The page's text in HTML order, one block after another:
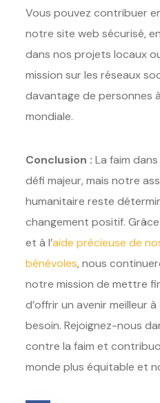
Vous pouvez contribuer
notre site web sécurisé,
dans nos projets locaux
mission sur les réseaux
davantage de personnes
mondiale.
Conclusion : La faim
défi majeur, mais notre
humanitaire reste
changement positif.
et à l’aide précieuse de
bénévoles, nous
notre mission de mettre
d’offrir un avenir meilleur
besoin. Rejoignez-nous
contre la faim et
monde plus équitable et